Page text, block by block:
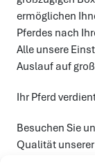
Entdecken Sie
ausgestatteten
sicheres und
das
ermöglichen
Alle unsere
Auslauf auf